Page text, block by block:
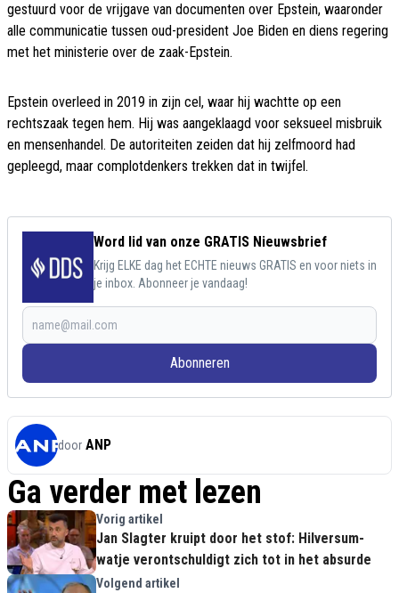
gestuurd voor de vrijgave van documenten over Epstein, waaronder
alle communicatie tussen oud-president Joe Biden en diens regering
met het ministerie over de zaak-Epstein.
Epstein overleed in 2019 in zijn cel, waar hij wachtte op een
rechtszaak tegen hem. Hij was aangeklaagd voor seksueel misbruik
en mensenhandel. De autoriteiten zeiden dat hij zelfmoord had
gepleegd, maar complotdenkers trekken dat in twijfel.
Word lid van onze GRATIS Nieuwsbrief
Krijg ELKE dag het ECHTE nieuws GRATIS en voor niets in
je inbox. Abonneer je vandaag!
Abonneren
door ANP
Ga verder met lezen
Vorig artikel
Jan Slagter kruipt door het stof: Hilversum-
watje verontschuldigt zich tot in het absurde
Volgend artikel